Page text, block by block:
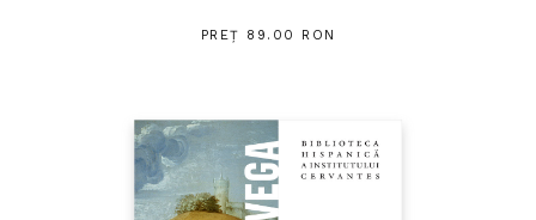
PREȚ 89.00 RON